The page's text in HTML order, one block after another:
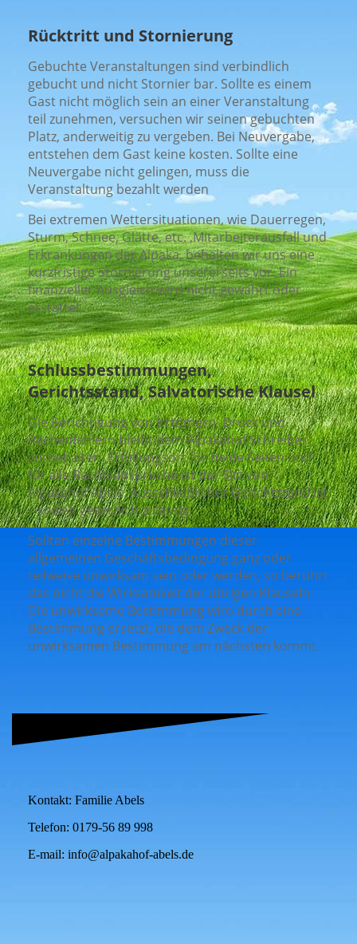
Rücktritt und Stornierung
Gebuchte Veranstaltungen sind verbindlich
gebucht und nicht Stornier bar. Sollte es einem
Gast nicht möglich sein an einer Veranstaltung
teil zunehmen, versuchen wir seinen gebuchten
Platz, anderweitig zu vergeben. Bei Neuvergabe,
entstehen dem Gast keine kosten. Sollte eine
Neuvergabe nicht gelingen, muss die
Veranstaltung bezahlt werden
Bei extremen Wettersituationen, wie Dauerregen,
Sturm, Schnee, Glätte, etc. ,Mitarbeiterausfall und
Erkrankungen der Alpaka, behalten wir uns eine
kurzfristige Stornierung unsererseits vor. Ein
finanzieller Ausgleich wird nicht gewährt oder
erstattet.
Schlussbestimmungen,
Gerichtsstand, Salvatorische Klausel
Die Berichtigung von Irrtümern, Druck und
Rechenfehlern bleibt dem Alpakahof Schreiber
vorbehalten. Erfüllungsort für beide Seiten und
für alle Rechtsansprüche ist der Sitz von
Alpakahof Abels. Ausschließlicher Gerichtstand ist
– soweit gesetzlich zulässig.
Sollten einzelne Bestimmungen dieser
allgemeinen Geschäftsbedingung ganz oder
teilweise unwirksam sein oder werden, so berührt
das nicht die Wirksamkeit der übrigen Klauseln.
Die unwirksame Bestimmung wird durch eine
Bestimmung ersetzt, die dem Zweck der
unwirksamen Bestimmung am nächsten kommt.
Kontakt: Familie Abels
Telefon: 0179-56 89 998
E-mail: info@alpakahof-abels.de